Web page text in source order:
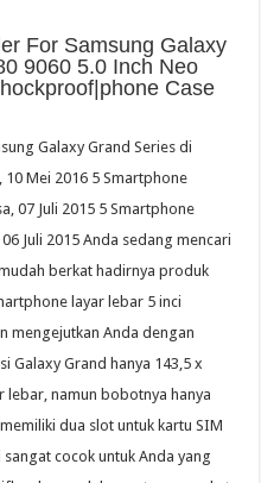
For Samsung Galaxy
9060 5.0 Inch Neo
Case
Galaxy Grand Series di
Mei 2016 5 Smartphone
07 Juli 2015 5 Smartphone
Juli 2015 Anda sedang mencari
berkat hadirnya produk
layar lebar 5 inci
mengejutkan Anda dengan
Galaxy Grand hanya 143,5 x
lebar, namun bobotnya hanya
dua slot untuk kartu SIM
cocok untuk Anda yang